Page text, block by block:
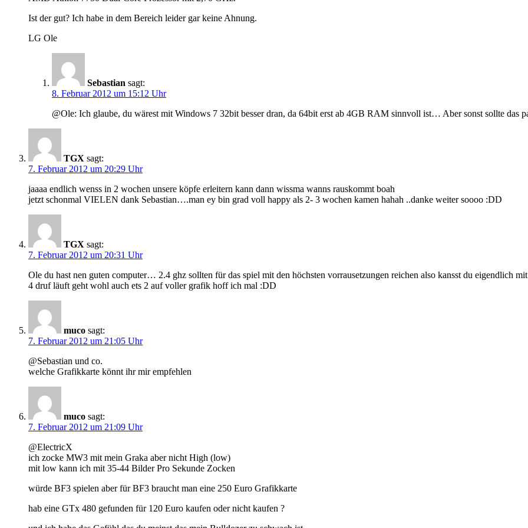
Ist der gut? Ich habe in dem Bereich leider gar keine Ahnung.
LG Ole
Sebastian sagt:
8. Februar 2012 um 15:12 Uhr
@Ole: Ich glaube, du wärest mit Windows 7 32bit besser dran, da 64bit erst ab 4GB RAM sinnvoll ist… Aber sonst sollte das
TGX sagt:
7. Februar 2012 um 20:29 Uhr
jaaaa endlich wenss in 2 wochen unsere köpfe erleitern kann dann wissma wanns rauskommt boah
jetzt schonmal VIELEN dank Sebastian….man ey bin grad voll happy als 2- 3 wochen kamen hahah ..danke weiter soooo :DD
TGX sagt:
7. Februar 2012 um 20:31 Uhr
Ole du hast nen guten computer… 2.4 ghz sollten für das spiel mit den höchsten vorrausetzungen reichen also kansst du eigendlich
4 druf läuft geht wohl auch ets 2 auf voller grafik hoff ich mal :DD
muco sagt:
7. Februar 2012 um 21:05 Uhr
@Sebastian und co.
welche Grafikkarte könnt ihr mir empfehlen
muco sagt:
7. Februar 2012 um 21:09 Uhr
@ElectricX
ich zocke MW3 mit mein Graka aber nicht High (low)
mit low kann ich mit 35-44 Bilder Pro Sekunde Zocken
würde BF3 spielen aber für BF3 braucht man eine 250 Euro Grafikkarte
hab eine GTx 480 gefunden für 120 Euro kaufen oder nicht kaufen ?